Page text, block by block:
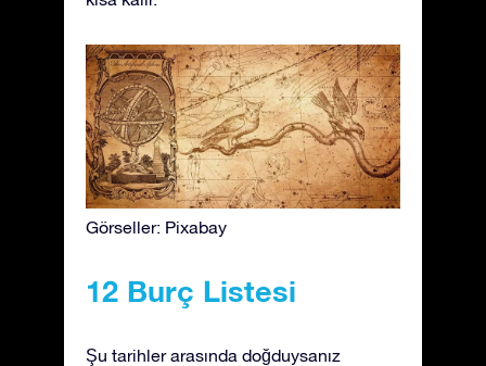
Görseller: Pixabay
12 Burç Listesi
Şu tarihler arasında doğduysanız